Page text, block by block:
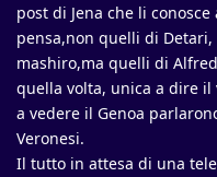
post di Jena che li
pensa,non quelli di
mashiro,ma quelli di
quella volta, unica a dire
a vedere il Genoa
Veronesi.
Il tutto in attesa di una